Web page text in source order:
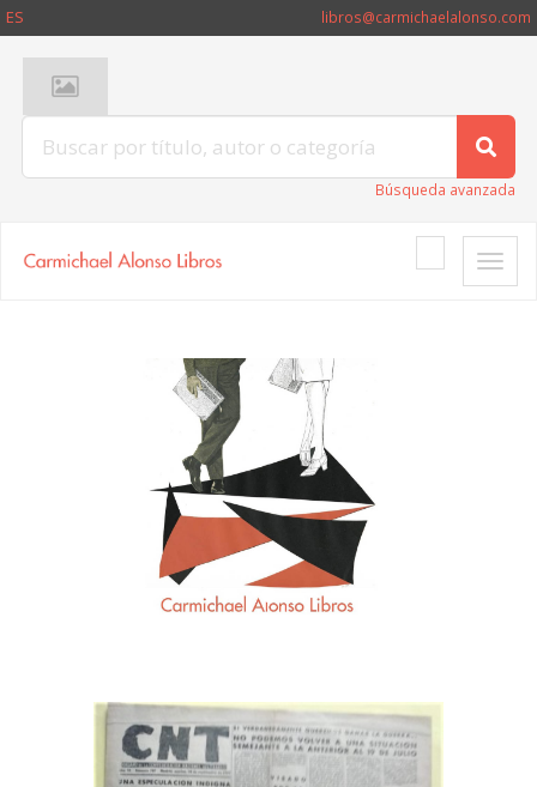
ES libros@carmichaelalonso.com
Búsqueda avanzada
Toggle